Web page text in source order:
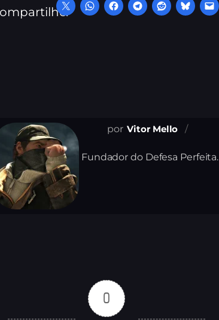
Vitor Mello
Fundador do Defesa Perfeita.
0